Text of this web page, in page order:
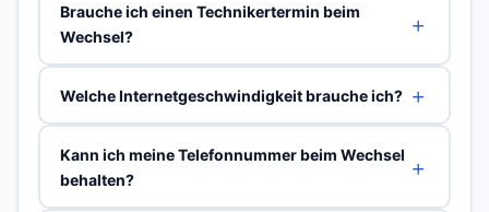
Brauche ich einen Technikertermin beim
Wechsel?
Welche Internetgeschwindigkeit brauche ich?
Kann ich meine Telefonnummer beim Wechsel
behalten?